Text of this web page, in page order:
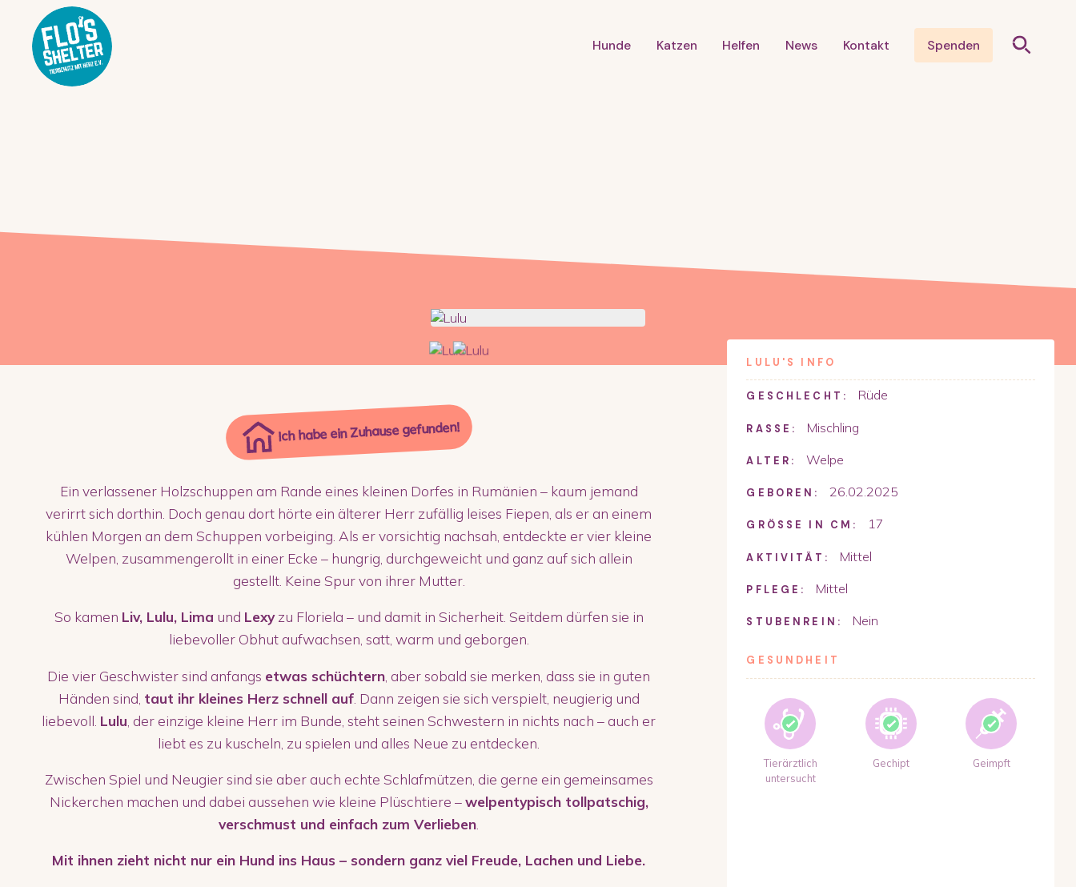
Hunde Katzen Helfen News Kontakt Spenden
Ich habe ein Zuhause gefunden!
Ein verlassener Holzschuppen am Rande eines kleinen Dorfes in Rumänien – kaum jemand
verirrt sich dorthin. Doch genau dort hörte ein älterer Herr zufällig leises Fiepen, als er an einem
kühlen Morgen an dem Schuppen vorbeiging. Als er vorsichtig nachsah, entdeckte er vier kleine
Welpen, zusammengerollt in einer Ecke – hungrig, durchgeweicht und ganz auf sich allein
gestellt. Keine Spur von ihrer Mutter.
So kamen Liv, Lulu, Lima und Lexyzu Floriela – und damit in Sicherheit. Seitdem dürfen sie in
liebevoller Obhut aufwachsen, satt, warm und geborgen.
Die vier Geschwister sind anfangs etwas schüchtern , aber sobald sie merken, dass sie in guten
Händen sind, taut ihr kleines Herz schnell auf. Dann zeigen sie sich verspielt, neugierig und
liebevoll. Lulu , der einzige kleine Herr im Bunde, steht seinen Schwestern in nichts nach – auch er
liebt es zu kuscheln, zu spielen und alles Neue zu entdecken.
Zwischen Spiel und Neugier sind sie aber auch echte Schlafmützen, die gerne ein gemeinsames
Nickerchen machen und dabei aussehen wie kleine Plüschtiere –welpentypisch tollpatschig,
verschmust und einfach zum Verlieben
Mit ihnen zieht nicht nur ein Hund ins Haus – sondern ganz viel Freude, Lachen und Liebe.
LULU 'S INFO
GESCHLECHT: Rüde
RASSE: Mischling
ALTER: Welpe
GEBOREN: 26.02.2025
GRÖSSE IN CM: 17
AKTIVITÄT: Mittel
PFLEGE: Mittel
STUBENREIN: Nein
GESUNDHEIT
Tierärztlich
untersucht
Gechipt Geimpft